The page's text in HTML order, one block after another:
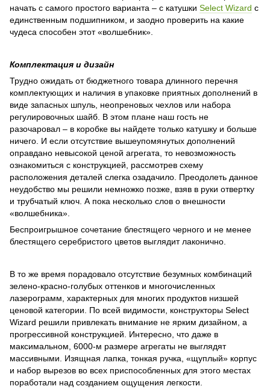
начать с самого простого варианта – с катушки Select Wizard с
единственным подшипником, и заодно проверить на какие
чудеса способен этот «волшебник».
Комплектация и дизайн
Трудно ожидать от бюджетного товара длинного перечня
комплектующих и наличия в упаковке приятных дополнений в
виде запасных шпуль, неопреновых чехлов или набора
регулировочных шайб. В этом плане наш гость не
разочаровал – в коробке вы найдете только катушку и больше
ничего. И если отсутствие вышеупомянутых дополнений
оправдано невысокой ценой агрегата, то невозможность
ознакомиться с конструкцией, рассмотрев схему
расположения деталей слегка озадачило. Преодолеть данное
неудобство мы решили немножко позже, взяв в руки отвертку
и трубчатый ключ. А пока несколько слов о внешности
«волшебника».
Беспроигрышное сочетание блестящего черного и не менее
блестящего серебристого цветов выглядит лаконично.
В то же время порадовало отсутствие безумных комбинаций
зелено-красно-голубых оттенков и многочисленных
лазерограмм, характерных для многих продуктов низшей
ценовой категории. По всей видимости, конструкторы Select
Wizard решили привлекать внимание не ярким дизайном, а
прогрессивной конструкцией. Интересно, что даже в
максимальном, 6000-м размере агрегаты не выглядят
массивными. Изящная лапка, тонкая ручка, «щуплый» корпус
и набор вырезов во всех приспособленных для этого местах
поработали над созданием ощущения легкости.